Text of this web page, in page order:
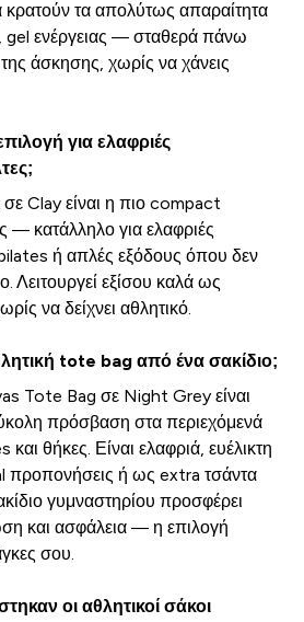
κρατούν τα απολύτως απαραίτητα
gel ενέργειας — σταθερά πάνω
άσκησης, χωρίς να χάνεις
για ελαφριές
Clay είναι η πιο compact
— κατάλληλο για ελαφριές
ή απλές εξόδους όπου δεν
Λειτουργεί εξίσου καλά ως
να δείχνει αθλητικό.
tote bag από ένα σακίδιο;
Tote Bag σε Night Grey είναι
πρόσβαση στα περιεχόμενά
θήκες. Είναι ελαφριά, ευέλικτη
προπονήσεις ή ως extra τσάντα
γυμναστηρίου προσφέρει
και ασφάλεια — η επιλογή
σου.
οι αθλητικοί σάκοι